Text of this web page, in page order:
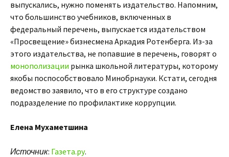
выпускались, нужно поменять издательство. Напомним,
что большинство учебников, включенных в
федеральный перечень, выпускается издательством
«Просвещение» бизнесмена Аркадия Ротенберга. Из-за
этого издательства, не попавшие в перечень, говорят о
монополизации рынка школьной литературы, которому
якобы поспособствовало Минобрнауки. Кстати, сегодня
ведомство заявило, что в его структуре создано
подразделение по профилактике коррупции.
Елена Мухаметшина
Источник: Газета.ру.